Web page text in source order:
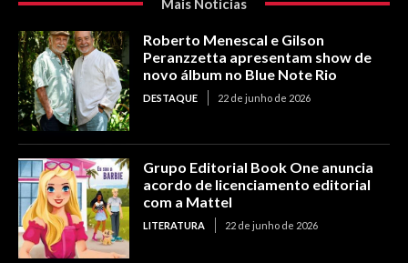
Roberto Menescal e Gilson
Peranzzetta apresentam show de
novo álbum no Blue Note Rio
DESTAQUE 22 de junho de 2026
Grupo Editorial Book One anuncia
acordo de licenciamento editorial
com a Mattel
LITERATURA 22 de junho de 2026